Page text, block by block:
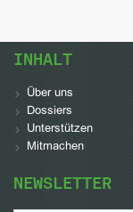
INHALT
Über uns
Dossiers
Unterstützen
Mitmachen
NEWSLETTER